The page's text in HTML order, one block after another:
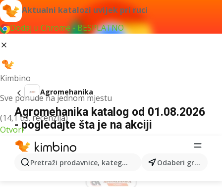
Aktualni katalozi uvijek pri ruci
Dodaj u Chrome - BESPLATNO
Kimbino
Sve ponude na jednom mjestu
(14,1 tis. recenzija)
Otvori
Pretraži prodavnice, kategorije, proizvode... Odaberi grad
Agromehanika
Agromehanika katalog od 01.08.2026
- pogledajte šta je na akciji